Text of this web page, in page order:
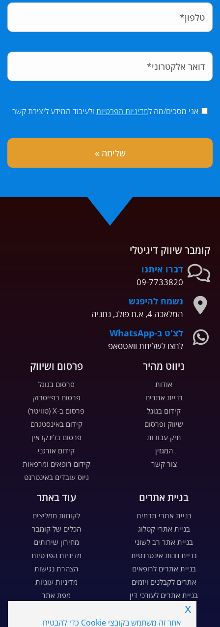
אני מסכים/מה למדיניות הפרטיות ולעיבוד המידע ליצירת קשר
קומבר שיווק דיגיטלי
דברו איתנו
09-7733820
נשמח להיפגש
המלאכה 4, א.ת פולג, נתניה
לצ'ט ב-WhatsApp
לחצו לשליחת וואטסאפ
ניווט מהיר
אודות
בניית אתרים
קידום בגוגל
שיווק ופרסום
תיק עבודות
המגזין
צור קשר
פרסום ושיווק
פרסום בגוגל
פרסום בפייסבוק
פרסום ב-X (טוויטר)
קידום באינסטגרם
פרסום בלינקדאין
קידום אורגני
קידום רופאים ומרפאות
גיוס עובדים באינטרנט
בניית אתרים
בניית אתרי תדמית
בניית אתרי קטלוג
בניית אתר רב לשוני
בניית חנות אינטרנטית
בניית אתרים לרופאים
אתרים לקבלנים ויזמים
בניית אתרים לעורכי דין
בניית דפי נחיתה
עוד באתר
לקוחות ממליצים
הכלים של קומבר
מחירון שירותים
מדיניות הפרטיות
הצהרת נגישות
מדיניות עוגיות
מפת אתר
אתר זה משתמש בקובצי Cookie כדי להבטיח
x